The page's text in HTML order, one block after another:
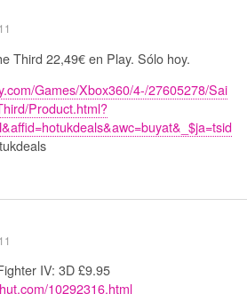
Third 22,49€ en Play. Sólo hoy.
Games/Xbox360/4-/27605278/Sai
Product.html?
IV: 3D £9.95
10292316.html